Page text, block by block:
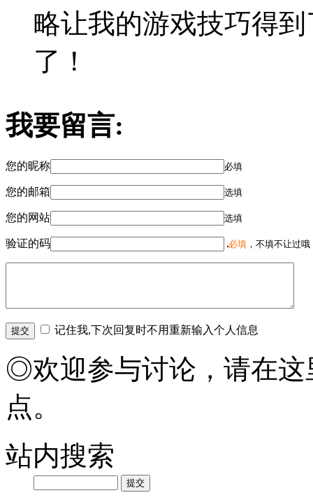
略让我的游戏技巧得
了！
我要留言:
您的昵称 必填
您的邮箱 选填
您的网站 选填
验证的码 必填 ，不填不让过
记住我,下次回复时不用重新输入个人信息
◎欢迎参与讨论，请在这
点。
站内搜索